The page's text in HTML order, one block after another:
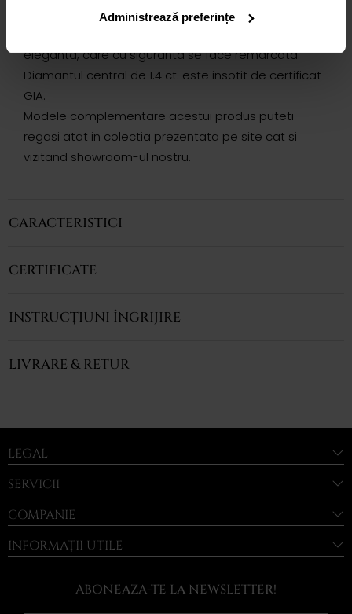
Administrează preferințe
Inelul CASIANI DIAMONDS din aur roz de 18k cu
eleganta, care cu siguranta se face remarcata.
Diamantul central de 1.4 ct. este insotit de certificat
GIA.
Modele complementare acestui produs puteti
regasi atat in colectia prezentata pe site cat si
vizitand showroom-ul nostru.
CARACTERISTICI
CERTIFICATE
INSTRUCȚIUNI ÎNGRIJIRE
LIVRARE & RETUR
LEGAL
SERVICII
COMPANIE
INFORMAȚII UTILE
ABONEAZA-TE LA NEWSLETTER!